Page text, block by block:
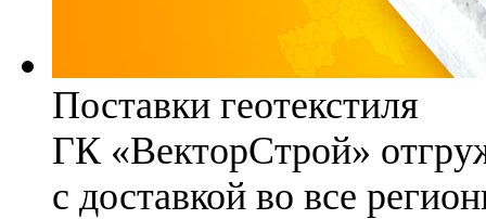
Поставки геотекстиля
ГК «ВекторСтрой»
с доставкой во все